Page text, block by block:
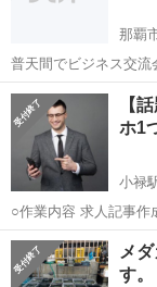
那覇
普天間でビジネス交流
日時: 3月26日(木) 10
沖縄 那覇市 そ
【
ホ1
小禄
○作業内容 求人記事作成、お問い合わせやり取り、学びながら稼 いで
いただきます。 ○活動時間はご自身の出来る時間帯で大丈夫です。 長
期的にお付き合いで
望。 ...
沖縄 那覇市
メ
す。